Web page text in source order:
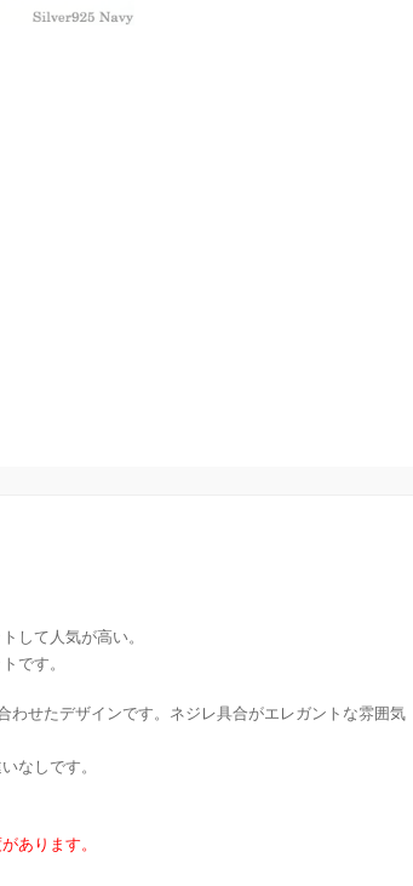
して人気が高い。
です。
わせたデザインです。ネジレ具合がエレガントな雰囲気
なしです。
あります。